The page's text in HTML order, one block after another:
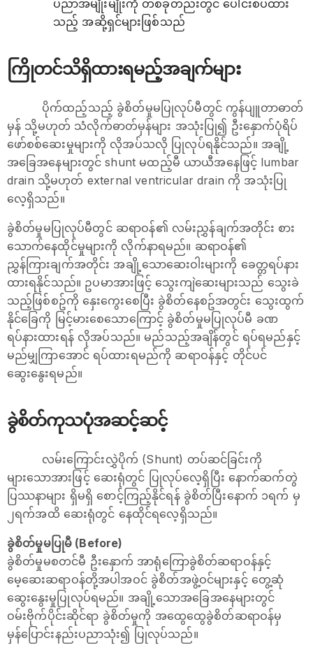
ပညာအမျိုးမျိုးကို တစ်ခုတည်းတွင် ပေါင်းစပ်ထား
သည့် အဆို့ရှင်များဖြစ်သည်
ကြိုတင်သိရှိထားရမည့်အချက်များ
ပိုက်ထည့်သည့် ခွဲစိတ်မှုမပြုလုပ်မီတွင် ကွန်ပျူတာဓာတ်
မှန် သို့မဟုတ် သံလိုက်ဓာတ်မှန်များ အသုံးပြု၍ ဦးနှောက်ပုံရိပ်
ဖော်စစ်ဆေးမှုများကို လိုအပ်သလို ပြုလုပ်ရနိုင်သည်။ အချို့
အခြေအနေများတွင် shunt မထည့်မီ ယာယီအနေဖြင့် lumbar
drain သို့မဟုတ် external ventricular drain ကို အသုံးပြု
လေ့ရှိသည်။
ခွဲစိတ်မှုမပြုလုပ်မီတွင် ဆရာဝန်၏ လမ်းညွှန်ချက်အတိုင်း စား
သောက်နေထိုင်မှုများကို လိုက်နာရမည်။ ဆရာဝန်၏
ညွှန်ကြားချက်အတိုင်း အချို့သောဆေးဝါးများကို ခေတ္တရပ်နား
ထားရနိုင်သည်။ ဥပမာအားဖြင့် သွေးကျဲဆေးများသည် သွေးခဲ
သည့်ဖြစ်စဥ်ကို နှေးကွေးစေပြီး ခွဲစိတ်နေစဥ်အတွင်း သွေးထွက်
နိုင်ခြေကို မြင့်မားစေသောကြောင့် ခွဲစိတ်မှုမပြုလုပ်မီ ခဏ
ရပ်နားထားရန် လိုအပ်သည်။ မည်သည့်အချိန်တွင် ရပ်ရမည်နှင့်
မည်မျှကြာအောင် ရပ်ထားရမည်ကို ဆရာဝန်နှင့် တိုင်ပင်
ဆွေးနွေးရမည်။
ခွဲစိတ်ကုသပုံအဆင့်ဆင့်
လမ်းကြောင်းလွှဲပိုက် (Shunt) တပ်ဆင်ခြင်းကို
များသောအားဖြင့် ဆေးရုံတွင် ပြုလုပ်လေ့ရှိပြီး နောက်ဆက်တွဲ
ပြဿနာများ ရှိမရှိ စောင့်ကြည့်နိုင်ရန် ခွဲစိတ်ပြီးနောက် ၁ရက် မှ
၂ရက်အထိ ဆေးရုံတွင် နေထိုင်ရလေ့ရှိသည်။
ခွဲစိတ်မှုမပြုမီ (Before)
ခွဲစိတ်မှုမစတင်မီ ဦးနှောက် အာရုံကြောခွဲစိတ်ဆရာဝန်နှင့်
မေ့ဆေးဆရာဝန်တို့အပါအဝင် ခွဲစိတ်အဖွဲ့ဝင်များနှင့် တွေ့ဆုံ
ဆွေးနွေးမှုပြုလုပ်ရမည်။ အချို့သောအခြေအနေများတွင်
ဝမ်းဗိုက်ပိုင်းဆိုင်ရာ ခွဲစိတ်မှုကို အထွေထွေခွဲစိတ်ဆရာဝန်မှ
မှန်ပြောင်းနည်းပညာသုံး၍ ပြုလုပ်သည်။